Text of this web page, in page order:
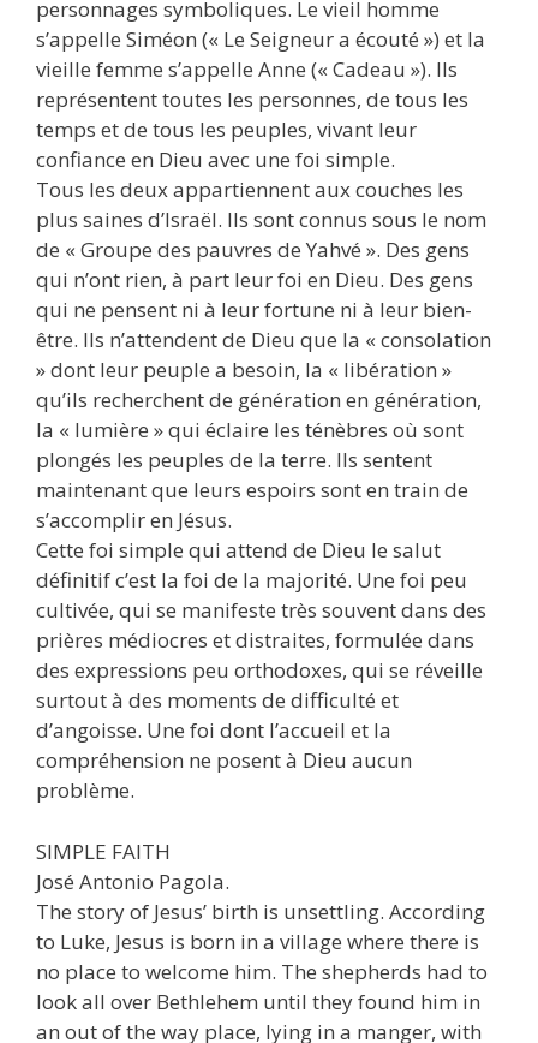
personnages symboliques. Le vieil homme
s’appelle Siméon (« Le Seigneur a écouté ») et la
vieille femme s’appelle Anne (« Cadeau »). Ils
représentent toutes les personnes, de tous les
temps et de tous les peuples, vivant leur
confiance en Dieu avec une foi simple.
Tous les deux appartiennent aux couches les
plus saines d’Israël. Ils sont connus sous le nom
de « Groupe des pauvres de Yahvé ». Des gens
qui n’ont rien, à part leur foi en Dieu. Des gens
qui ne pensent ni à leur fortune ni à leur bien-
être. Ils n’attendent de Dieu que la « consolation
» dont leur peuple a besoin, la « libération »
qu’ils recherchent de génération en génération,
la « lumière » qui éclaire les ténèbres où sont
plongés les peuples de la terre. Ils sentent
maintenant que leurs espoirs sont en train de
s’accomplir en Jésus.
Cette foi simple qui attend de Dieu le salut
définitif c’est la foi de la majorité. Une foi peu
cultivée, qui se manifeste très souvent dans des
prières médiocres et distraites, formulée dans
des expressions peu orthodoxes, qui se réveille
surtout à des moments de difficulté et
d’angoisse. Une foi dont l’accueil et la
compréhension ne posent à Dieu aucun
problème.
SIMPLE FAITH
José Antonio Pagola.
The story of Jesus’ birth is unsettling. According
to Luke, Jesus is born in a village where there is
no place to welcome him. The shepherds had to
look all over Bethlehem until they found him in
an out of the way place, lying in a manger, with